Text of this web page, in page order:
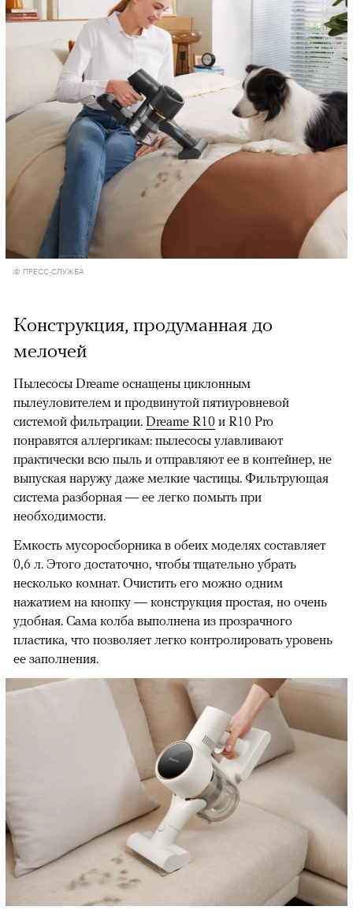
© ПРЕСС-СЛУЖБА
Конструкция, продуманная до
мелочей
Пылесосы Dreame оснащены циклонным
пылеуловителем и продвинутой пятиуровневой
системой фильтрации. Dreame R10 и R10 Pro
понравятся аллергикам: пылесосы улавливают
практически всю пыль и отправляют ее в контейнер, не
выпуская наружу даже мелкие частицы. Фильтрующая
система разборная — ее легко помыть при
необходимости.
Емкость мусоросборника в обеих моделях составляет
0,6 л. Этого достаточно, чтобы тщательно убрать
несколько комнат. Очистить его можно одним
нажатием на кнопку — конструкция простая, но очень
удобная. Сама колба выполнена из прозрачного
пластика, что позволяет легко контролировать уровень
ее заполнения.